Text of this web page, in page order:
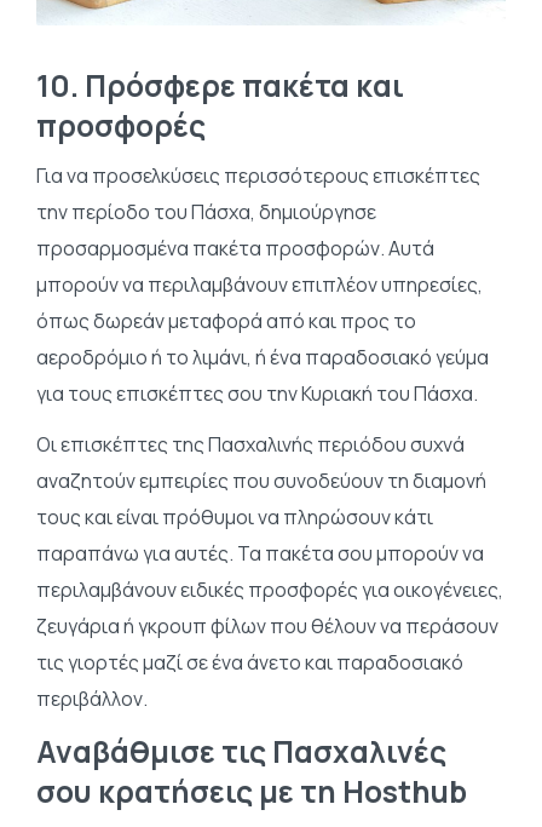
10. Πρόσφερε πακέτα και
προσφορές
Για να προσελκύσεις περισσότερους επισκέπτες
την περίοδο του Πάσχα, δημιούργησε
προσαρμοσμένα πακέτα προσφορών. Αυτά
μπορούν να περιλαμβάνουν επιπλέον υπηρεσίες,
όπως δωρεάν μεταφορά από και προς το
αεροδρόμιο ή το λιμάνι, ή ένα παραδοσιακό γεύμα
για τους επισκέπτες σου την Κυριακή του Πάσχα.
Οι επισκέπτες της Πασχαλινής περιόδου συχνά
αναζητούν εμπειρίες που συνοδεύουν τη διαμονή
τους και είναι πρόθυμοι να πληρώσουν κάτι
παραπάνω για αυτές. Τα πακέτα σου μπορούν να
περιλαμβάνουν ειδικές προσφορές για οικογένειες,
ζευγάρια ή γκρουπ φίλων που θέλουν να περάσουν
τις γιορτές μαζί σε ένα άνετο και παραδοσιακό
περιβάλλον.
Αναβάθμισε τις Πασχαλινές
σου κρατήσεις με τη Hosthub